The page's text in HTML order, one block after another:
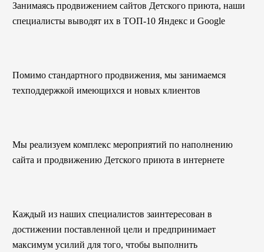
Занимаясь продвижением сайтов Детского приюта, наши
специалисты выводят их в ТОП-10 Яндекс и Google
Помимо стандартного продвижения, мы занимаемся
техподдержкой имеющихся и новых клиентов
Мы реализуем комплекс мероприятий по наполнению
сайта и продвижению Детского приюта в интернете
Каждый из наших специалистов заинтересован в
достижении поставленной цели и предпринимает
максимум усилий для того, чтобы выполнить